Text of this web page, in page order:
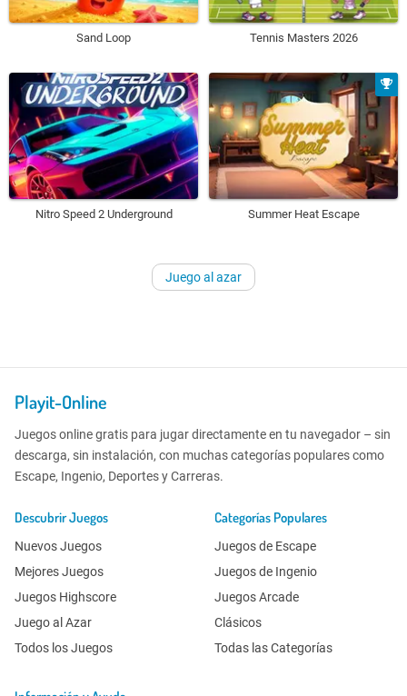
Sand Loop Tennis Masters 2026
Nitro Speed 2 Underground Summer Heat Escape
Juego al azar
Playit-Online
Juegos online gratis para jugar directamente en tu navegador – sin
descarga, sin instalación, con muchas categorías populares como
Escape, Ingenio, Deportes y Carreras.
Descubrir Juegos
Nuevos Juegos
Mejores Juegos
Juegos Highscore
Juego al Azar
Todos los Juegos
Categorías Populares
Juegos de Escape
Juegos de Ingenio
Juegos Arcade
Clásicos
Todas las Categorías